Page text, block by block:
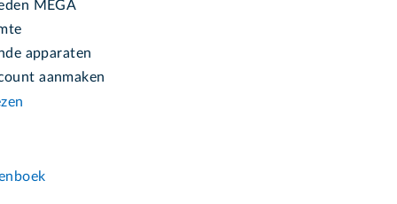
MEGA
apparaten
aanmaken